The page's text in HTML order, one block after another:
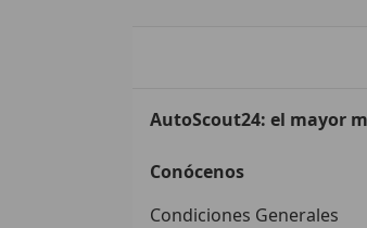
AutoScout24: el mayor
Conócenos
Condiciones Generales